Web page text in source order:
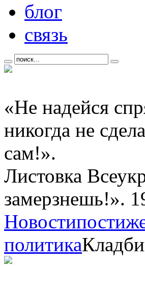
блог
связь
«Не надейся
никогда не
сам!».
Листовка
замерзнешь!».
Новости
политика